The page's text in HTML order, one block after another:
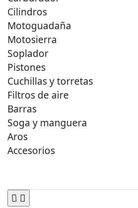
Cilindros
Motoguadaña
Motosierra
Soplador
Pistones
Cuchillas y torretas
Filtros de aire
Barras
Soga y manguera
Aros
Accesorios